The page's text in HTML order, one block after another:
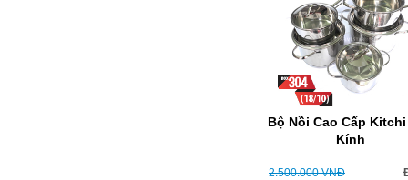
Bộ Nồi Cao Cấp Kitchi
Kính
2.500.000VNĐ